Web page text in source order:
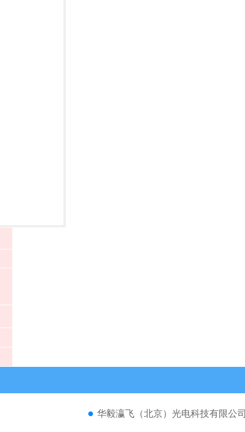
华毅瀛飞（北京）光电科技有限公司